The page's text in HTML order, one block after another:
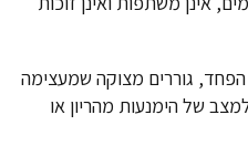
גוררים מצוקה שמעצימה
של הימנעות מהריון או